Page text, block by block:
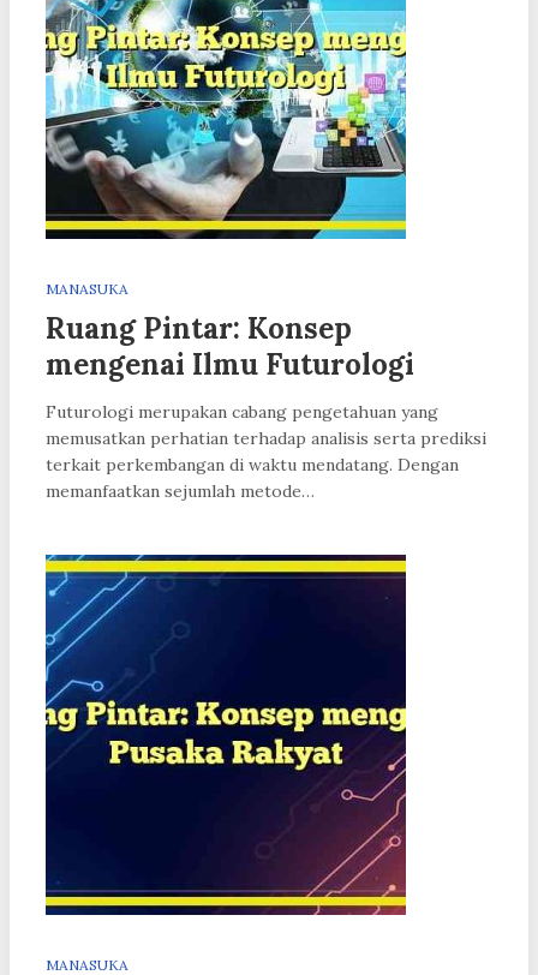
MANASUKA
Ruang Pintar: Konsep
mengenai Ilmu Futurologi
Futurologi merupakan cabang pengetahuan yang
memusatkan perhatian terhadap analisis serta prediksi
terkait perkembangan di waktu mendatang. Dengan
memanfaatkan sejumlah metode…
MANASUKA